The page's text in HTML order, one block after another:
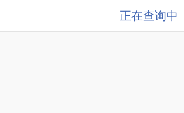
正在查询中